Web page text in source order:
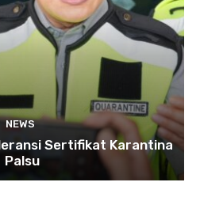
NEWS
Sertifikat Karantina
Palsu